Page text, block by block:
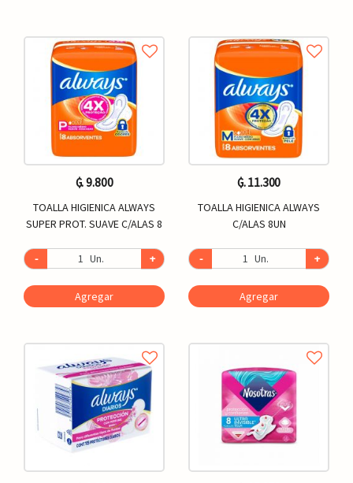
₲. 9.800
TOALLA HIGIENICA ALWAYS
SUPER PROT. SUAVE C/ALAS 8
- Un. +
Agregar
₲. 11.300
TOALLA HIGIENICA ALWAYS
C/ALAS 8UN
- Un. +
Agregar